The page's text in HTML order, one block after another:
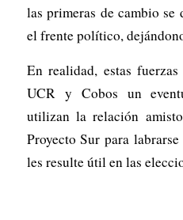
las primeras de cambio
el frente político,
En realidad, estas
UCR y Cobos un
utilizan la relación
Proyecto Sur para
les resulte útil en las